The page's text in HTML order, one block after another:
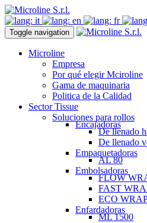
Toggle navigation
Microline
Empresa
Por qué elegir Mciroline
Gama de maquinaria
Politica de la Calidad
Sector Tissue
Soluciones para rollos
Encajadoras
De llenado
De llenado
Empaquetadoras
AL 80
Embolsadoras
FLOW
FAST
ECO
Enfardadoras
ML 1500